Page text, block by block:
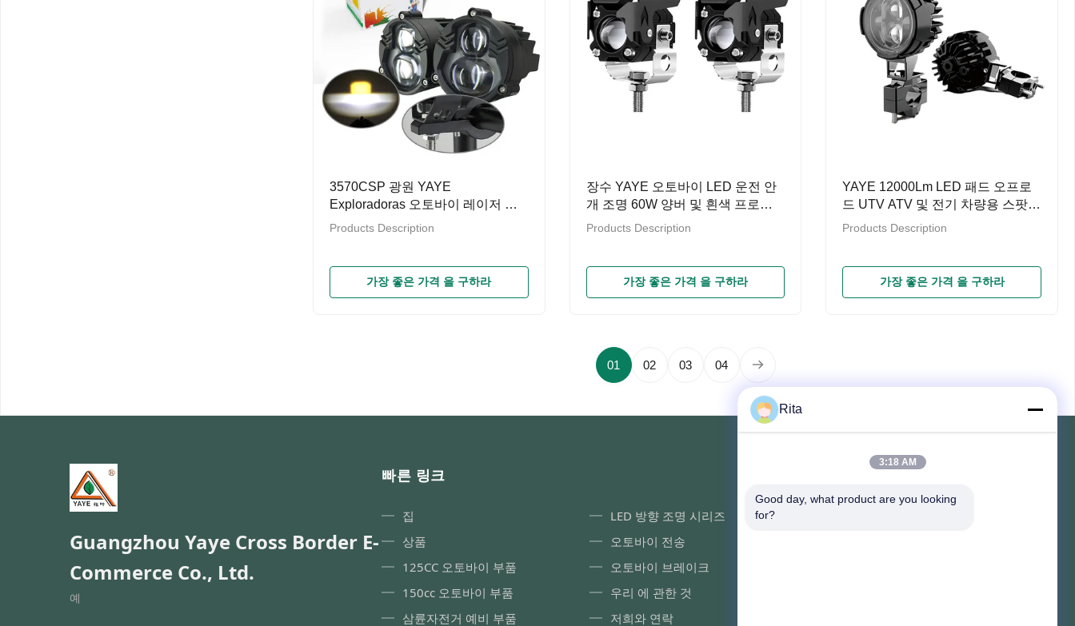
3570CSP 광원 YAYE
Exploradoras 오토바이 레이저 프
로젝터 렌즈 흰색/노란색
Products Description
가장 좋은 가격 을 구하라
장수 YAYE 오토바이 LED 운전 안
개 조명 60W 양버 및 흰색 프로젝
터 조명
Products Description
가장 좋은 가격 을 구하라
YAYE 12000Lm LED 패드 오프로
드 UTV ATV 및 전기 차량용 스팟
운전 조명
Products Description
가장 좋은 가격 을 구하라
01 02 03 04
Guangzhou Yaye Cross Border E-
Commerce Co., Ltd.
예
빠른 링크
집
상품
125CC 오토바이 부품
150cc 오토바이 부품
삼륜자전거 예비 부품
LED 방향 조명 시리즈
오토바이 전송
오토바이 브레이크
우리 에 관한 것
저희와 연락
Rita
3:18 AM
Good day, what product are you looking
for?